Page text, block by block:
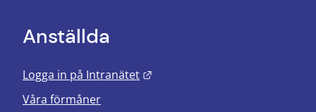
Anställda
Logga in på Intranätet
Våra förmåner